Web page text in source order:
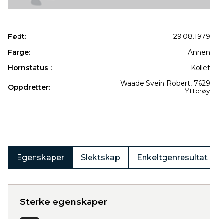
Født:
29.08.1979
Farge:
Annen
Hornstatus :
Kollet
Oppdretter:
Waade Svein Robert, 7629
Ytterøy
Egenskaper Slektskap Enkeltgenresultat
Sterke egenskaper